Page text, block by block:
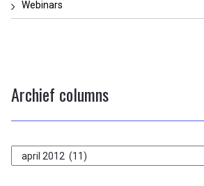
Webinars
Archief columns
Archief
columns